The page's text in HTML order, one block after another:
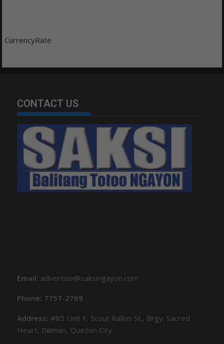
CurrencyRate
CONTACT US
Email: advertise@saksingayon.com
Phone: 7757-2769
Address:#85 Unit F, Scout Rallos St., Brgy. Sacred
Heart, Diliman, Quezon City